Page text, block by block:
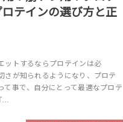
テインの選び方と正
ットするならプロテインは必
さが知られるようになり、プロテ
事で、自分にとって最適なプロテ